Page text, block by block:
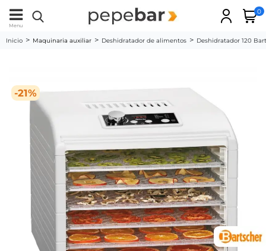
Menu
0
Inicio Maquinaria auxiliar Deshidratador de alimentos Deshidratador 120
-21%